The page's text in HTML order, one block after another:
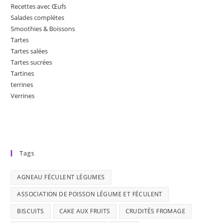
Recettes avec Œufs
Salades complétes
Smoothies & Boissons
Tartes
Tartes salées
Tartes sucrées
Tartines
terrines
Verrines
Tags
AGNEAU FÉCULENT LÉGUMES
ASSOCIATION DE POISSON LÉGUME ET FÉCULENT
BISCUITS CAKE AUX FRUITS CRUDITÉS FROMAGE